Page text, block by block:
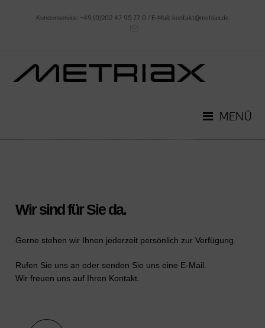
Kundenservice: +49 (0)202 47 95 77 0 / E-Mail: kontakt@metriax.de
MENÜ
Wir sind für Sie da.
Gerne stehen wir Ihnen jederzeit persönlich zur Verfügung.
Rufen Sie uns an oder senden Sie uns eine E-Mail.
Wir freuen uns auf Ihren Kontakt.